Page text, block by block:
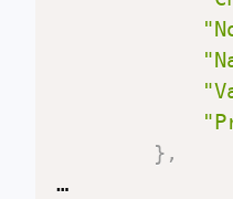
} ,
…